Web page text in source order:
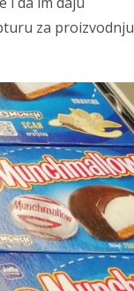
za proizvodnju